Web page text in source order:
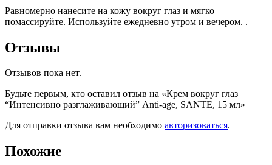
Равномерно нанесите на кожу вокруг глаз и мягко
помассируйте. Используйте ежедневно утром и вечером. .
Отзывы
Отзывов пока нет.
Будьте первым, кто оставил отзыв на «Крем вокруг глаз
“Интенсивно разглаживающий” Anti-age, SANTE, 15 мл»
Для отправки отзыва вам необходимо авторизоваться.
Похожие